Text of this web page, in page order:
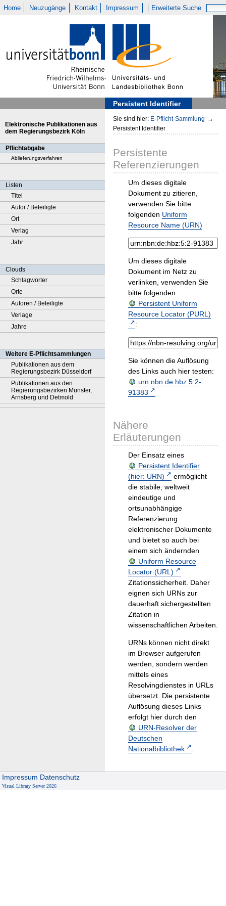
Home Neuzugänge Kontakt Impressum Erweiterte Suche
Persistent Identifier
Elektronische Publikationen aus
dem Regierungsbezirk Köln
Pflichtabgabe
Ablieferungsverfahren
Listen
Titel
Autor / Beteiligte
Ort
Verlag
Jahr
Clouds
Schlagwörter
Orte
Autoren / Beteiligte
Verlage
Jahre
Weitere E-Pflichtsammlungen
Publikationen aus dem
Regierungsbezirk Düsseldorf
Publikationen aus den
Regierungsbezirken Münster,
Arnsberg und Detmold
Sie sind hier: E-Pflicht-Sammlung →
Persistent Identifier
Persistente
Referenzierungen
Um dieses digitale
Dokument zu zitieren,
verwenden Sie bitte
folgenden Uniform
Resource Name (URN)
Um dieses digitale
Dokument im Netz zu
verlinken, verwenden Sie
bitte folgenden
Persistent Uniform
Resource Locator (PURL)
:
Sie können die Auflösung
des Links auch hier testen:
urn:nbn:de:hbz:5:2-
91383
Nähere
Erläuterungen
Der Einsatz eines
Persistent Identifier
(hier: URN)
ermöglicht
die stabile, weltweit
eindeutige und
ortsunabhängige
Referenzierung
elektronischer Dokumente
und bietet so auch bei
einem sich ändernden
Uniform Resource
Locator (URL)
Zitationssicherheit. Daher
eignen sich URNs zur
dauerhaft sichergestellten
Zitation in
wissenschaftlichen Arbeiten.
URNs können nicht direkt
im Browser aufgerufen
werden, sondern werden
mittels eines
Resolvingdienstes in URLs
übersetzt. Die persistente
Auflösung dieses Links
erfolgt hier durch den
URN-Resolver der
Deutschen
Nationalbibliothek
.
Impressum Datenschutz
Visual Library Server 2026